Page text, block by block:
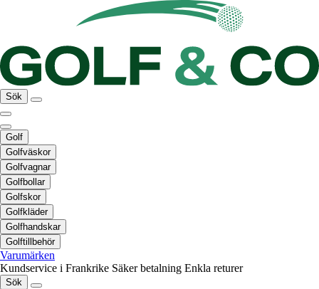
Sök
Golf
Golfväskor
Golfvagnar
Golfbollar
Golfskor
Golfkläder
Golfhandskar
Golftillbehör
Varumärken
Kundservice i Frankrike Säker betalning Enkla returer
Sök